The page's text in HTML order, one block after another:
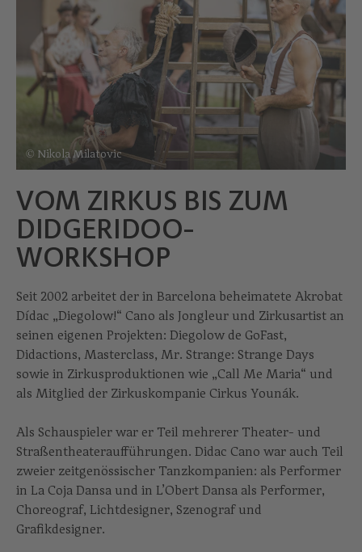
© Nikola Milatovic
VOM ZIRKUS BIS ZUM
DIDGERIDOO-
WORKSHOP
Seit 2002 arbeitet der in Barcelona beheimatete Akrobat
Dídac „Diegolow!“ Cano als Jongleur und Zirkusartist an
seinen eigenen Projekten: Diegolow de GoFast,
Didactions, Masterclass, Mr. Strange: Strange Days
sowie in Zirkusproduktionen wie „Call Me Maria“ und
als Mitglied der Zirkuskompanie Cirkus Younák.
Als Schauspieler war er Teil mehrerer Theater- und
Straßentheateraufführungen. Didac Cano war auch Teil
zweier zeitgenössischer Tanzkompanien: als Performer
in La Coja Dansa und in L’Obert Dansa als Performer,
Choreograf, Lichtdesigner, Szenograf und
Grafikdesigner.